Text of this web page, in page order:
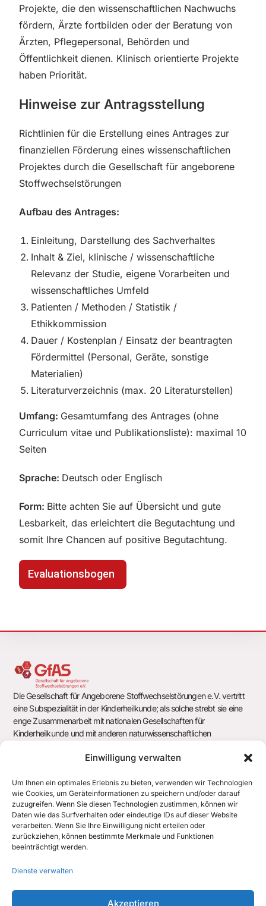
Einwilligung verwalten
Um Ihnen ein optimales Erlebnis zu bieten, verwenden wir Technologien
wie Cookies, um Geräteinformationen zu speichern und/oder darauf
zuzugreifen. Wenn Sie diesen Technologien zustimmen, können wir
Daten wie das Surfverhalten oder eindeutige IDs auf dieser Website
verarbeiten. Wenn Sie Ihre Einwilligung nicht erteilen oder
zurückziehen, können bestimmte Merkmale und Funktionen
beeinträchtigt werden.
Dienste verwalten
Akzeptieren
Projekte, die den wissenschaftlichen Nachwuchs
fördern, Ärzte fortbilden oder der Beratung von
Ärzten, Pflegepersonal, Behörden und
Öffentlichkeit dienen. Klinisch orientierte Projekte
haben Priorität.
Hinweise zur Antragsstellung
Richtlinien für die Erstellung eines Antrages zur
finanziellen Förderung eines wissenschaftlichen
Projektes durch die Gesellschaft für angeborene
Stoffwechselstörungen
Aufbau des Antrages:
Einleitung, Darstellung des Sachverhaltes
Inhalt & Ziel, klinische / wissenschaftliche
Relevanz der Studie, eigene Vorarbeiten und
wissenschaftliches Umfeld
Patienten / Methoden / Statistik /
Ethikkommission
Dauer / Kostenplan / Einsatz der beantragten
Fördermittel (Personal, Geräte, sonstige
Materialien)
Literaturverzeichnis (max. 20 Literaturstellen)
Umfang: Gesamtumfang des Antrages (ohne
Curriculum vitae und Publikationsliste): maximal 10
Seiten
Sprache: Deutsch oder Englisch
Form: Bitte achten Sie auf Übersicht und gute
Lesbarkeit, das erleichtert die Begutachtung und
somit Ihre Chancen auf positive Begutachtung.
Evaluationsbogen
Die Gesellschaft für Angeborene Stoffwechselstörungen e.V. vertritt
eine Subspezialität in der Kinderheilkunde; als solche strebt sie eine
enge Zusammenarbeit mit nationalen Gesellschaften für
Kinderheilkunde und mit anderen naturwissenschaftlichen
Gesellschaft für Angeborene Stoffwechselstörungen e.V.
c/o Geschäftsstelle der Deutschen Gesellschaft für Kinder- und
Jugendmedizin e.V. (DGKJ)
Chausseestr. 128/129
10115 Berlin
office@gfas.de